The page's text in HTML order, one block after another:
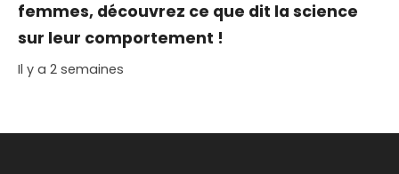
femmes, découvrez ce que dit la science
sur leur comportement !
Il y a 2 semaines